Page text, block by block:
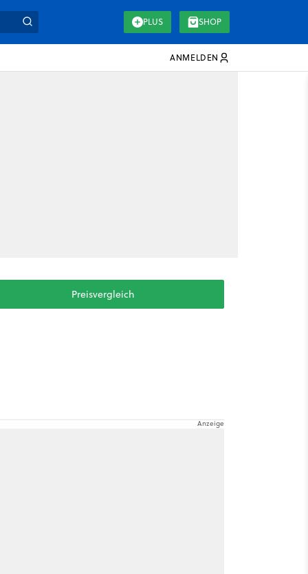
PLUS SHOP
ANMELDEN
Preisvergleich